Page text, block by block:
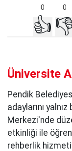
0 0
👍 👎
Üniversite
Pendik
adaylarını
Merkezi'nde
etkinliği ile
rehberlik